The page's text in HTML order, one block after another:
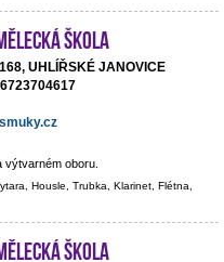
škola
UHLÍŘSKÉ JANOVICE
oboru.
Housle, Trubka, Klarinet, Flétna,
škola